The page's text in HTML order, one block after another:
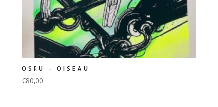
OSRU – OISEAU
€80,00